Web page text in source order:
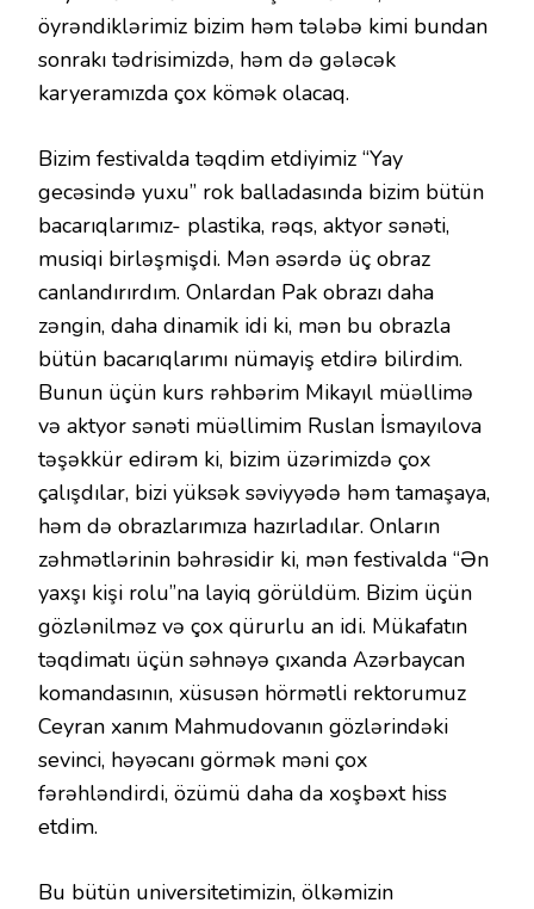
öyrəndiklərimiz bizim həm tələbə kimi bundan
sonrakı tədrisimizdə, həm də gələcək
karyeramızda çox kömək olacaq.
Bizim festivalda təqdim etdiyimiz “Yay
gecəsində yuxu” rok balladasında bizim bütün
bacarıqlarımız- plastika, rəqs, aktyor sənəti,
musiqi birləşmişdi. Mən əsərdə üç obraz
canlandırırdım. Onlardan Pak obrazı daha
zəngin, daha dinamik idi ki, mən bu obrazla
bütün bacarıqlarımı nümayiş etdirə bilirdim.
Bunun üçün kurs rəhbərim Mikayıl müəllimə
və aktyor sənəti müəllimim Ruslan İsmayılova
təşəkkür edirəm ki, bizim üzərimizdə çox
çalışdılar, bizi yüksək səviyyədə həm tamaşaya,
həm də obrazlarımıza hazırladılar. Onların
zəhmətlərinin bəhrəsidir ki, mən festivalda “Ən
yaxşı kişi rolu”na layiq görüldüm. Bizim üçün
gözlənilməz və çox qürurlu an idi. Mükafatın
təqdimatı üçün səhnəyə çıxanda Azərbaycan
komandasının, xüsusən hörmətli rektorumuz
Ceyran xanım Mahmudovanın gözlərindəki
sevinci, həyəcanı görmək məni çox
fərəhləndirdi, özümü daha da xoşbəxt hiss
etdim.
Bu bütün universitetimizin, ölkəmizin